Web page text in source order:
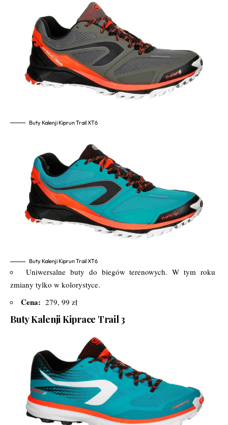
Buty Kalenji Kiprun Trail XT6
Buty Kalenji Kiprun Trail XT6
Uniwersalne buty do biegów terenowych. W tym roku
zmiany tylko w kolorystyce.
Cena: 279, 99 zł
Buty Kalenji Kiprace Trail 3